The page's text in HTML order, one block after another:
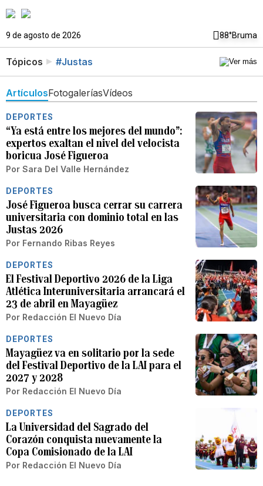
9 de agosto de 2026 88°Bruma
Tópicos #Justas
ArtículosFotogaleríasVídeos
DEPORTES
“Ya está entre los mejores del mundo”:
expertos exaltan el nivel del velocista
boricua José Figueroa
Por Sara Del Valle Hernández
DEPORTES
José Figueroa busca cerrar su carrera
universitaria con dominio total en las
Justas 2026
Por Fernando Ribas Reyes
DEPORTES
El Festival Deportivo 2026 de la Liga
Atlética Interuniversitaria arrancará el
23 de abril en Mayagüez
Por Redacción El Nuevo Día
DEPORTES
Mayagüez va en solitario por la sede
del Festival Deportivo de la LAI para el
2027 y 2028
Por Redacción El Nuevo Día
DEPORTES
La Universidad del Sagrado del
Corazón conquista nuevamente la
Copa Comisionado de la LAI
Por Redacción El Nuevo Día